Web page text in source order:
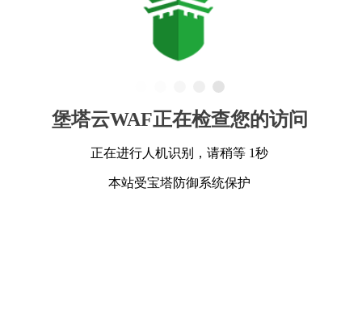
堡塔云WAF正在检查您的访问
正在进行人机识别，请稍等 1秒
本站受宝塔防御系统保护